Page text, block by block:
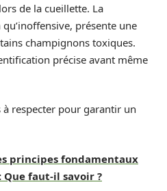
de la cueillette. La
présente une
champignons toxiques.
précise avant même
respecter pour garantir un
principes fondamentaux
faut-il savoir ?